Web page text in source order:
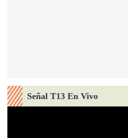
Señal T13 En Vivo